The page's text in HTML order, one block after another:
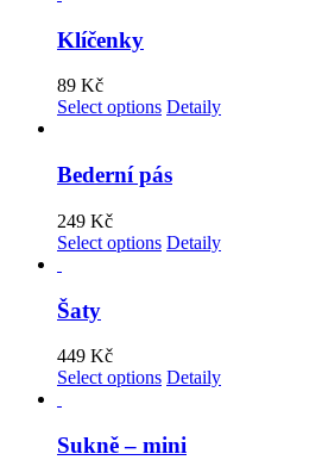
Klíčenky
89 Kč
Select options Detaily
Bederní pás
249 Kč
Select options Detaily
Šaty
449 Kč
Select options Detaily
Sukně – mini